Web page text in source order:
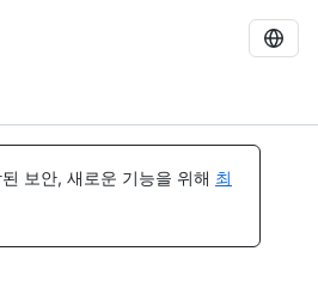
보안, 새로운 기능을 위해 최